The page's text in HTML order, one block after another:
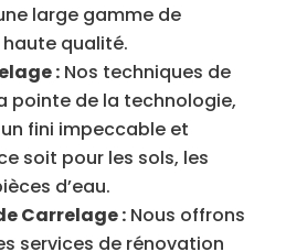
large gamme de
qualité.
:Nos techniques de
pointe de la technologie,
fini impeccable et
soit pour les sols, les
d’eau.
Carrelage :Nous offrons
services de rénovation